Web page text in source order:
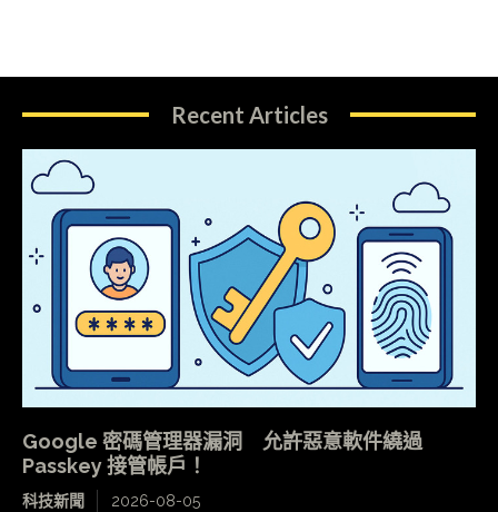
Recent Articles
Google 密碼管理器漏洞 允許惡意軟件繞過
Passkey 接管帳戶！
科技新聞 2026-08-05